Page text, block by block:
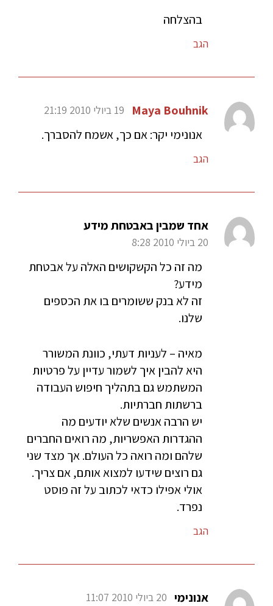
בהצלחה
הגב
Maya Bouhnik 19 ביולי 2010 21:19
אנונימי יקר: אם כך, אשמח להסברך.
הגב
אחד שמבין באבטחת מידע
20 ביולי 2010 8:28
מה זה כל הקשקושים האלה על אבטחת
מידע?
זה לא בנק ששומרים בו את הכספים
שלנו.
מאיה – לעניות דעתי, כוונת המשורר
היא להבין איך לשמור עדיין על פרטיות
המשתמש גם בתהליך חיפוש העבודה
ברשתות חברתיות.
יש הרבה אנשים שלא יודעים מה
ההגדרות האפשריות, מה רואים החברים
שלהם ומה רואה כל העולם. אך מצד שני
גם רוצים שידעו למצוא אותם, אם צריך.
אולי אפילו כדאי לכתוב על זה פוסט
נפרד.
הגב
אנונימי 20 ביולי 2010 11:07